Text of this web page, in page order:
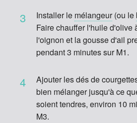
3 Installer le mélangeur(ou le
Faire chauffer l'huile d'olive
l'oignon et la gousse d'ail
pendant 3 minutes sur M1.
4
Ajouter les dés de
bien mélanger jusqu'à ce
soient tendres, environ 10
M3.